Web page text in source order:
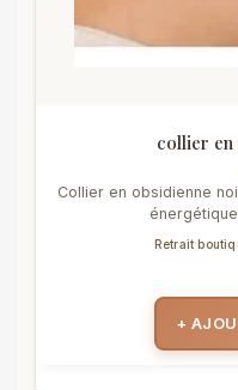
collier en
Collier en obsidienne
Retrait
+